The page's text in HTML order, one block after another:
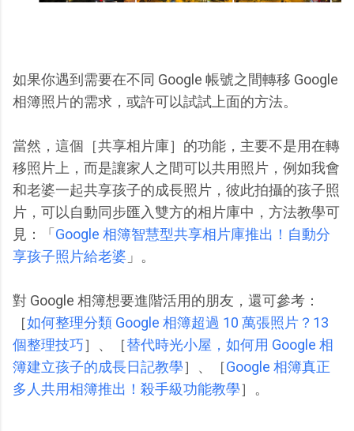
如果你遇到需要在不同 Google 帳號之間轉移 Google
相簿照片的需求，或許可以試試上面的方法。
當然，這個［共享相片庫］的功能，主要不是用在轉
移照片上，而是讓家人之間可以共用照片，例如我會
和老婆一起共享孩子的成長照片，彼此拍攝的孩子照
片，可以自動同步匯入雙方的相片庫中，方法教學可
見：「 Google 相簿智慧型共享相片庫推出！自動分
享孩子照片給老婆 」。
對 Google 相簿想要進階活用的朋友，還可參考：
［如何整理分類 Google 相簿超過 10 萬張照片？13
個整理技巧］、［替代時光小屋，如何用 Google 相
簿建立孩子的成長日記教學］、［Google 相簿真正
多人共用相簿推出！殺手級功能教學］。